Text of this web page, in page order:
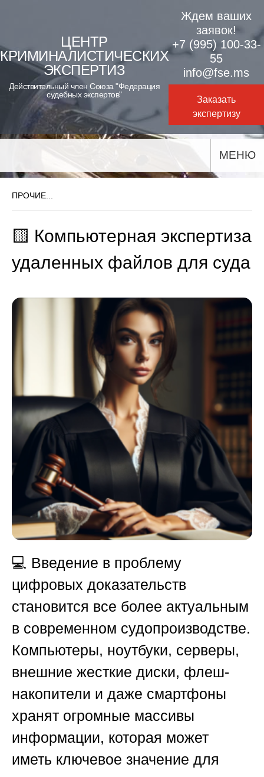
content
ЦЕНТР
КРИМИНАЛИСТИЧЕСКИХ
ЭКСПЕРТИЗ
Действительный член Союза "Федерация
судебных экспертов"
Ждем ваших
заявок!
+7 (995) 100-33-
55
info@fse.ms
Заказать
экспертизу
МЕНЮ
ПРОЧИЕ...
🟨 Компьютерная экспертиза
удаленных файлов для суда
💻 Введение в проблему
цифровых доказательств
становится все более актуальным
в современном судопроизводстве.
Компьютеры, ноутбуки, серверы,
внешние жесткие диски, флеш-
накопители и даже смартфоны
хранят огромные массивы
информации, которая может
иметь ключевое значение для